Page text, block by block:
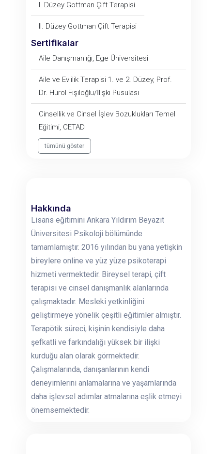
I. Düzey Gottman Çift Terapisi
II. Düzey Gottman Çift Terapisi
Sertifikalar
Aile Danışmanlığı, Ege Üniversitesi
Aile ve Evlilik Terapisi 1. ve 2. Düzey, Prof.
Dr. Hürol Fışıloğlu/İlişki Pusulası
Cinsellik ve Cinsel İşlev Bozuklukları Temel
Eğitimi, CETAD
tümünü göster
Hakkında
Lisans eğitimini Ankara Yıldırım Beyazıt
Üniversitesi Psikoloji bölümünde
tamamlamıştır. 2016 yılından bu yana yetişkin
bireylere online ve yüz yüze psikoterapi
hizmeti vermektedir. Bireysel terapi, çift
terapisi ve cinsel danışmanlık alanlarında
çalışmaktadır. Mesleki yetkinliğini
geliştirmeye yönelik çeşitli eğitimler almıştır.
Terapötik süreci, kişinin kendisiyle daha
şefkatli ve farkındalığı yüksek bir ilişki
kurduğu alan olarak görmektedir.
Çalışmalarında, danışanlarının kendi
deneyimlerini anlamalarına ve yaşamlarında
daha işlevsel adımlar atmalarına eşlik etmeyi
önemsemektedir.